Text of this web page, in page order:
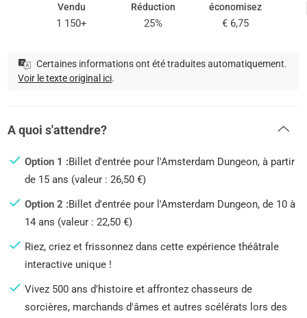
Vendu
1 150+
Réduction
25%
économisez
€ 6,75
Certaines informations ont été traduites automatiquement.
Voir le texte original ici.
A quoi s'attendre?
Option 1 :Billet d'entrée pour l'Amsterdam Dungeon, à partir
de 15 ans (valeur : 26,50 €)
Option 2 :Billet d'entrée pour l'Amsterdam Dungeon, de 10 à
14 ans (valeur : 22,50 €)
Riez, criez et frissonnez dans cette expérience théâtrale
interactive unique !
Vivez 500 ans d'histoire et affrontez chasseurs de
sorcières, marchands d'âmes et autres scélérats lors des